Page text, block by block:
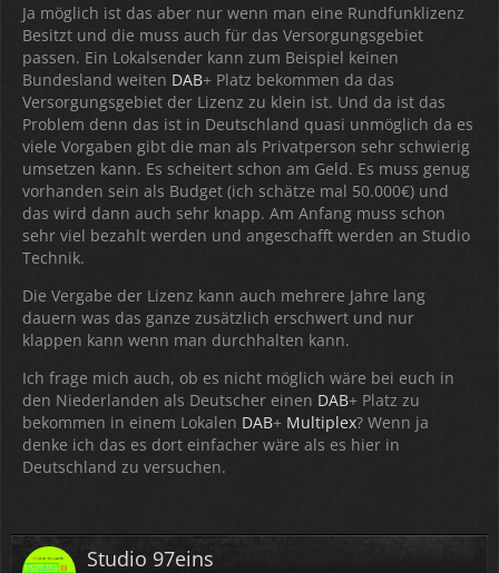
Ja möglich ist das aber nur wenn man eine Rundfunklizenz
Besitzt und die muss auch für das Versorgungsgebiet
passen. Ein Lokalsender kann zum Beispiel keinen
Bundesland weiten DAB+ Platz bekommen da das
Versorgungsgebiet der Lizenz zu klein ist. Und da ist das
Problem denn das ist in Deutschland quasi unmöglich da es
viele Vorgaben gibt die man als Privatperson sehr schwierig
umsetzen kann. Es scheitert schon am Geld. Es muss genug
vorhanden sein als Budget (ich schätze mal 50.000€) und
das wird dann auch sehr knapp. Am Anfang muss schon
sehr viel bezahlt werden und angeschafft werden an Studio
Technik.
Die Vergabe der Lizenz kann auch mehrere Jahre lang
dauern was das ganze zusätzlich erschwert und nur
klappen kann wenn man durchhalten kann.
Ich frage mich auch, ob es nicht möglich wäre bei euch in
den Niederlanden als Deutscher einen DAB+ Platz zu
bekommen in einem Lokalen DAB+ Multiplex? Wenn ja
denke ich das es dort einfacher wäre als es hier in
Deutschland zu versuchen.
Studio 97eins